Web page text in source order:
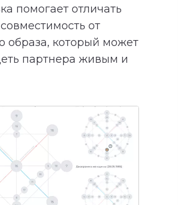
помогает отличать
от
образа, который может
партнера живым и